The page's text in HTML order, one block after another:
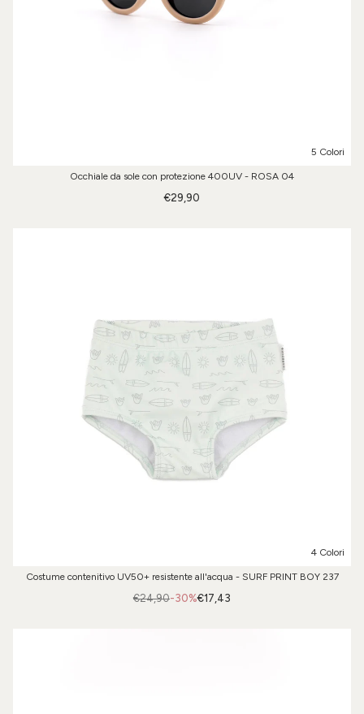
5 Colori
Occhiale da sole con protezione 400UV - ROSA 04
€29,90
4 Colori
Costume contenitivo UV50+ resistente all'acqua - SURF PRINT BOY 237
-30%
€24,90 €17,43